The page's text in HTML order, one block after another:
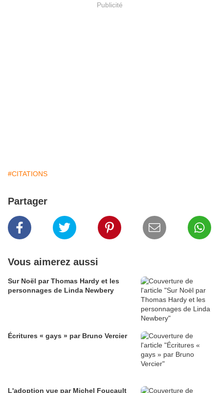
Publicité
#CITATIONS
Partager
Vous aimerez aussi
Sur Noël par Thomas Hardy et les
personnages de Linda Newbery
Écritures « gays » par Bruno Vercier
L'adoption vue par Michel Foucault